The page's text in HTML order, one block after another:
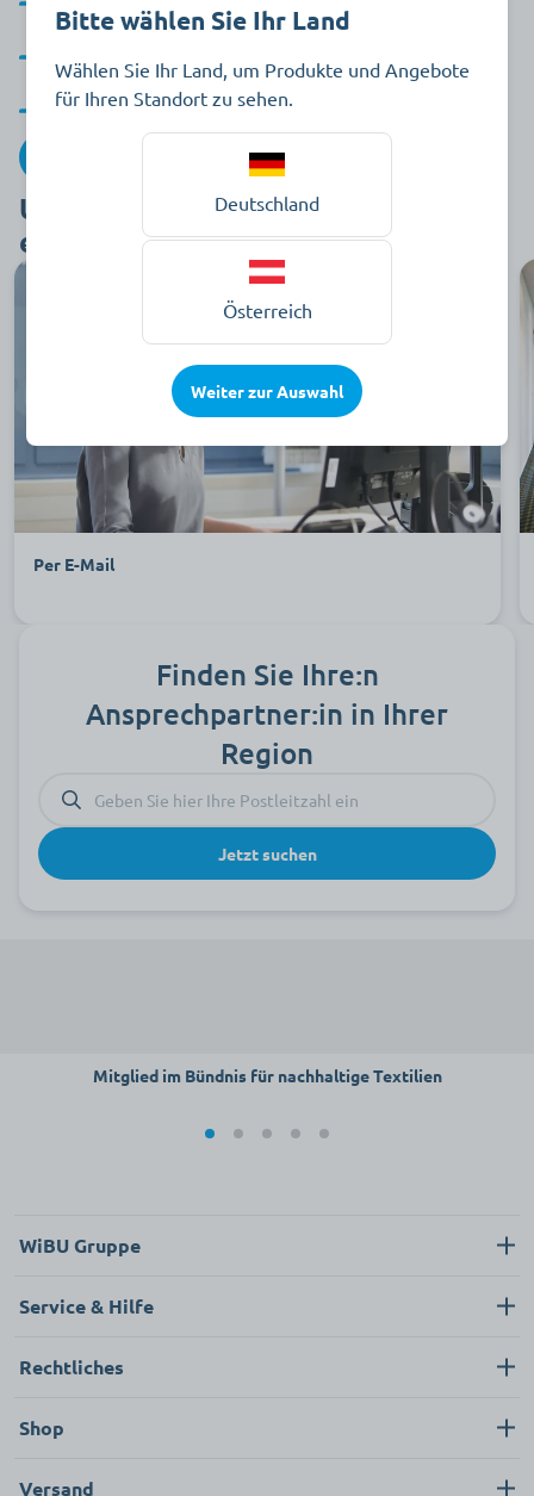
Persönliche und vertrauensvolle Zusammenarbeit
Zur individuellen Beratung
Unsere Berater:innen sind stets
erreichbar für Sie
Per E-Mail
Finden Sie Ihre:n
Ansprechpartner:in in Ihrer
Region
Jetzt suchen
Mitglied im Bündnis für nachhaltige Textilien
WiBU Gruppe
Service & Hilfe
FAQ
Rechtliches
Shop
Versand
Bitte wählen Sie Ihr Land
Wählen Sie Ihr Land, um Produkte und Angebote
für Ihren Standort zu sehen.
Deutschland
Österreich
Weiter zur Auswahl